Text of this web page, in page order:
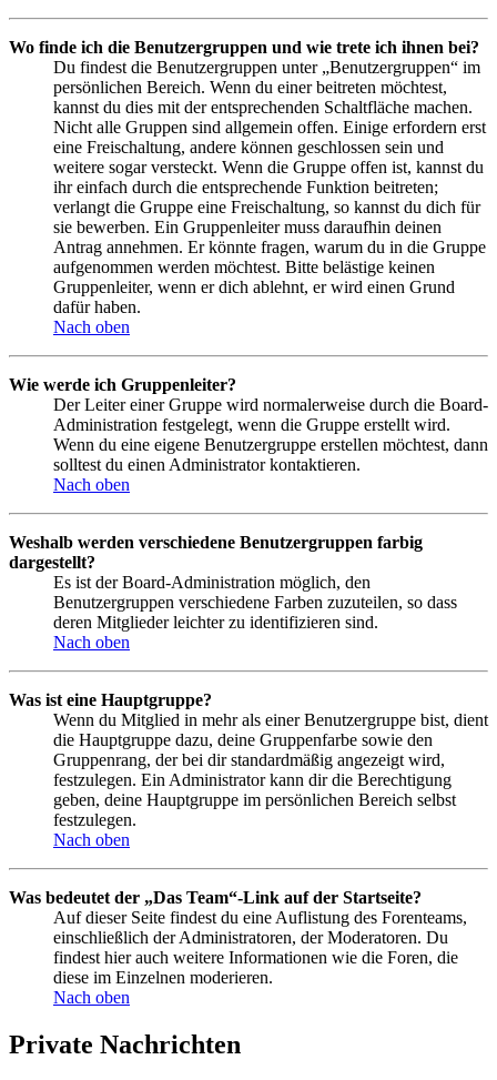
Wo finde ich die Benutzergruppen und wie trete ich ihnen bei?
Du findest die Benutzergruppen unter „Benutzergruppen“ im
persönlichen Bereich. Wenn du einer beitreten möchtest,
kannst du dies mit der entsprechenden Schaltfläche machen.
Nicht alle Gruppen sind allgemein offen. Einige erfordern erst
eine Freischaltung, andere können geschlossen sein und
weitere sogar versteckt. Wenn die Gruppe offen ist, kannst du
ihr einfach durch die entsprechende Funktion beitreten;
verlangt die Gruppe eine Freischaltung, so kannst du dich für
sie bewerben. Ein Gruppenleiter muss daraufhin deinen
Antrag annehmen. Er könnte fragen, warum du in die Gruppe
aufgenommen werden möchtest. Bitte belästige keinen
Gruppenleiter, wenn er dich ablehnt, er wird einen Grund
dafür haben.
Nach oben
Wie werde ich Gruppenleiter?
Der Leiter einer Gruppe wird normalerweise durch die Board-
Administration festgelegt, wenn die Gruppe erstellt wird.
Wenn du eine eigene Benutzergruppe erstellen möchtest, dann
solltest du einen Administrator kontaktieren.
Nach oben
Weshalb werden verschiedene Benutzergruppen farbig
dargestellt?
Es ist der Board-Administration möglich, den
Benutzergruppen verschiedene Farben zuzuteilen, so dass
deren Mitglieder leichter zu identifizieren sind.
Nach oben
Was ist eine Hauptgruppe?
Wenn du Mitglied in mehr als einer Benutzergruppe bist, dient
die Hauptgruppe dazu, deine Gruppenfarbe sowie den
Gruppenrang, der bei dir standardmäßig angezeigt wird,
festzulegen. Ein Administrator kann dir die Berechtigung
geben, deine Hauptgruppe im persönlichen Bereich selbst
festzulegen.
Nach oben
Was bedeutet der „Das Team“-Link auf der Startseite?
Auf dieser Seite findest du eine Auflistung des Forenteams,
einschließlich der Administratoren, der Moderatoren. Du
findest hier auch weitere Informationen wie die Foren, die
diese im Einzelnen moderieren.
Nach oben
Private Nachrichten